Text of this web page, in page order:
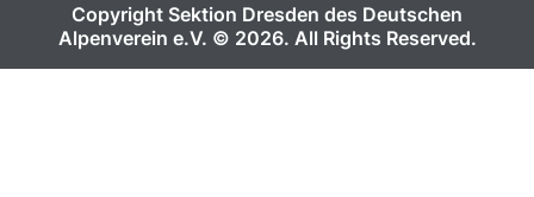
Copyright Sektion Dresden des Deutschen
Alpenverein e.V. © 2026. All Rights Reserved.